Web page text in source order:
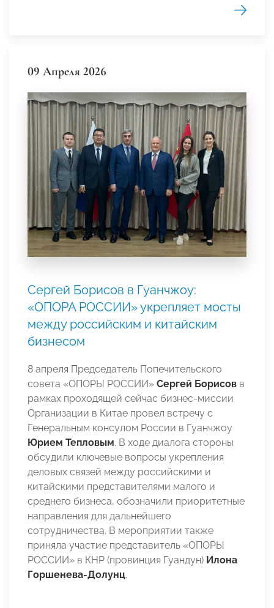
09 Апреля 2026
Сергей Борисов в Гуанчжоу:
«ОПОРА РОССИИ» укрепляет мосты
между российским и китайским
бизнесом
8 апреля Председатель Попечительского
совета «ОПОРЫ РОССИИ» Сергей Борисов в
рамках проходящей сейчас бизнес-миссии
Организации в Китае провел встречу с
Генеральным консулом России в Гуанчжоу
Юрием Тепловым. В ходе диалога стороны
обсудили ключевые вопросы укрепления
деловых связей между российскими и
китайскими представителями малого и
среднего бизнеса, обозначили приоритетные
направления для дальнейшего
сотрудничества. В мероприятии также
приняла участие представитель «ОПОРЫ
РОССИИ» в КНР (провинция Гуандун) Илона
Горшенева-Долунц.